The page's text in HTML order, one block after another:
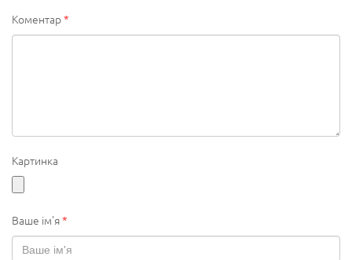
Коментар*
Картинка
Ваше ім'я*